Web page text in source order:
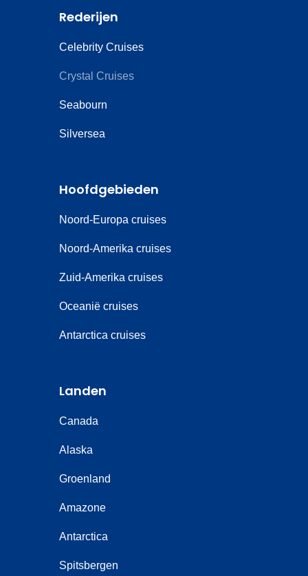
Rederijen
Celebrity Cruises
Crystal Cruises
Seabourn
Silversea
Hoofdgebieden
Noord-Europa cruises
Noord-Amerika cruises
Zuid-Amerika cruises
Oceanië cruises
Antarctica cruises
Landen
Canada
Alaska
Groenland
Amazone
Antarctica
Spitsbergen